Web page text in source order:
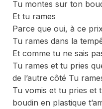
Tu montes sur ton
Et tu rames
Parce que oui, à ce
Tu rames dans la
Et comme tu ne sais
Tu rames et tu pries
de l’autre côté Tu
Tu vomis et tu pries et
boudin en plastique